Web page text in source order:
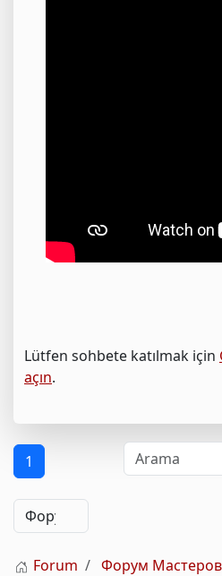
Lütfen sohbete katılmak için
açın.
1
Forum
Форум Мастеров